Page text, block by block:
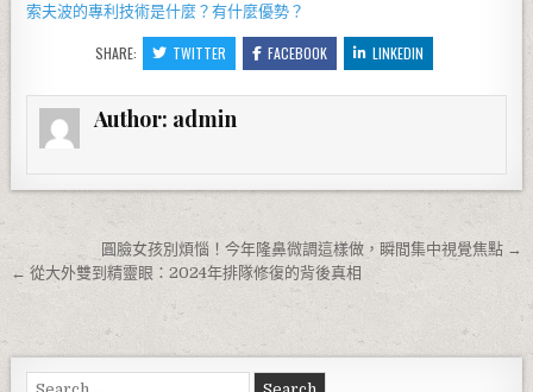
索夫波的專利技術是什麼？有什麼優勢？
SHARE: TWITTER FACEBOOK LINKEDIN
Author: admin
文章導覽圓臉女孩別煩惱！今年隆鼻微調這樣做，瞬間集中視覺焦點 →
← 從大外雙到精靈眼：2024年排隊修復的背後真相
Search for: